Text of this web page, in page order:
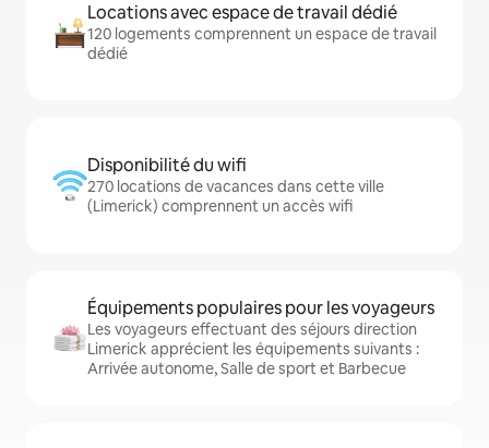
Locations avec espace de travail dédié
120 logements comprennent un espace de travail
dédié
Disponibilité du wifi
270 locations de vacances dans cette ville
(Limerick) comprennent un accès wifi
Équipements populaires pour les voyageurs
Les voyageurs effectuant des séjours direction
Limerick apprécient les équipements suivants :
Arrivée autonome, Salle de sport et Barbecue